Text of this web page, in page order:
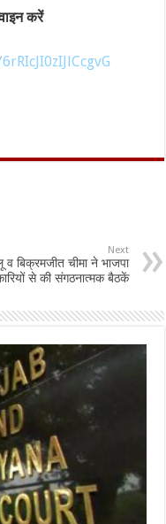
करें
Next
व बिक्रमजीत चीमा ने भाजपा
से की संगठनात्मक बैठकें